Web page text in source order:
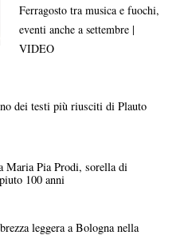
Ferragosto tra musica e fuochi,
eventi anche a settembre |
VIDEO
dei testi più riusciti di Plauto
Pia Prodi, sorella di
100 anni
leggera a Bologna nella